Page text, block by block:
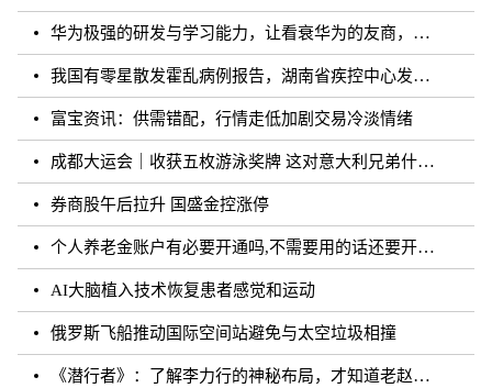
华为极强的研发与学习能力，让看衰华为的友商，最终多被历史毒打了
我国有零星散发霍乱病例报告，湖南省疾控中心发布相关健康提醒
富宝资讯：供需错配，行情走低加剧交易冷淡情绪
成都大运会｜收获五枚游泳奖牌 这对意大利兄弟什么来头？
券商股午后拉升 国盛金控涨停
个人养老金账户有必要开通吗,不需要用的话还要开通吗？
AI大脑植入技术恢复患者感觉和运动
俄罗斯飞船推动国际空间站避免与太空垃圾相撞
《潜行者》：了解李力行的神秘布局，才知道老赵的真实面目！